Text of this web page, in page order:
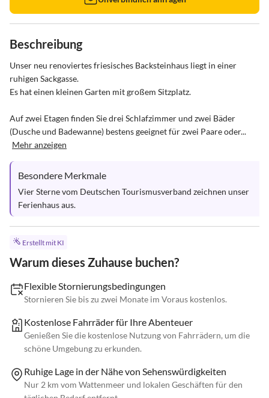
Beschreibung
Unser neu renoviertes friesisches Backsteinhaus liegt in einer
ruhigen Sackgasse.
Es hat einen kleinen Garten mit großem Sitzplatz.
Auf zwei Etagen finden Sie drei Schlafzimmer und zwei Bäder
(Dusche und Badewanne) bestens geeignet für zwei Paare oder...
Mehr anzeigen
Besondere Merkmale
Vier Sterne vom Deutschen Tourismusverband zeichnen unser
Ferienhaus aus.
Erstellt mit KI
Warum dieses Zuhause buchen?
Flexible Stornierungsbedingungen
Stornieren Sie bis zu zwei Monate im Voraus kostenlos.
Kostenlose Fahrräder für Ihre Abenteuer
Genießen Sie die kostenlose Nutzung von Fahrrädern, um die
schöne Umgebung zu erkunden.
Ruhige Lage in der Nähe von Sehenswürdigkeiten
Nur 2 km vom Wattenmeer und lokalen Geschäften für den